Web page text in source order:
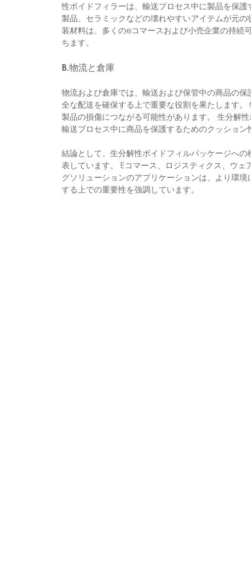
性ボイドフィラーは、輸送プロセス中に製品を保
製品、セラミックなどの壊れやすいアイテムが元
装材料は、多くのeコマースおよび小売企業の持続
ちます。
B.物流と倉庫
物流および倉庫では、輸送および保管中の商品の
全な配送を確保する上で重要な役割を果たします
製品の損傷につながる可能性があります。 生分解
輸送プロセス中に商品を保護するためのクッション
結論として、生分解性ボイドフィルパッケージへ
表しています。 Eコマース、ロジスティクス、ウ
グソリューションのアプリケーションは、より環
する上での重要性を強調しています。